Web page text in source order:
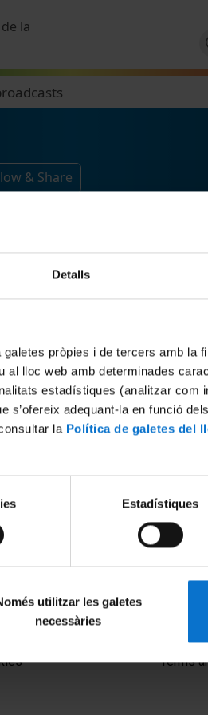
Detalls
pròpies i de tercers amb la
al lloc web amb determinades
estadístiques (analitzar com
s’ofereix adequant-la en funció
la Política de galetes del
Estadístiques
utilitzar les galetes
necessàries
la
& Share
con el
Terms